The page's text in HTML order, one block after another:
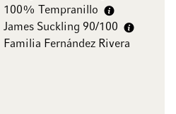
100% Tempranillo
James Suckling 90/100
Familia Fernández Rivera